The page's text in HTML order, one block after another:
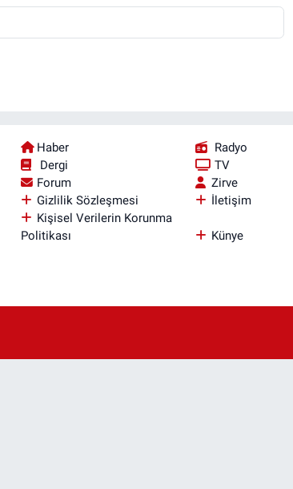
Haber
Radyo
Dergi
TV
Forum
Zirve
Gizlilik Sözleşmesi
İletişim
Kişisel Verilerin Korunma
Politikası
Künye